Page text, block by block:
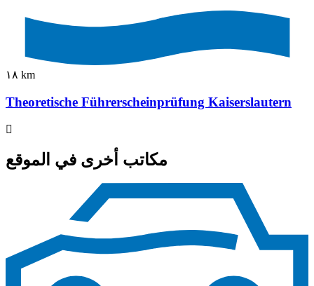
١٨ km
Theoretische Führerscheinprüfung Kaiserslautern
مكاتب أخرى في الموقع